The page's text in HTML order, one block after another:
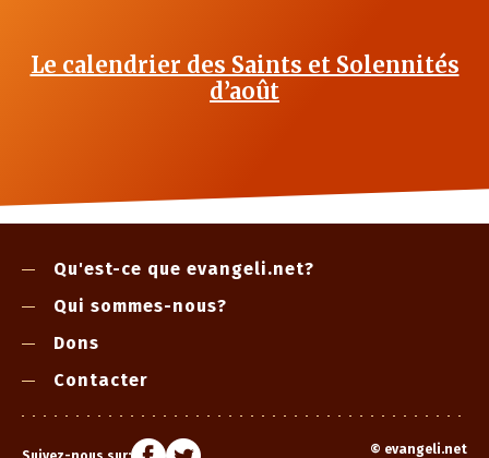
Le calendrier des Saints et Solennités
d’août
Qu'est-ce que evangeli.net?
Qui sommes-nous?
Dons
Contacter
© evangeli.net